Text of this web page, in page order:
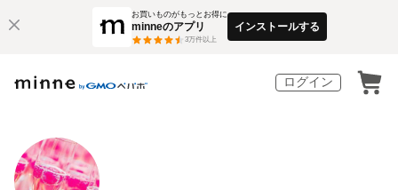
お買いものがもっとお得に
minneのアプリ
3万件以上
インストールする
ログイン